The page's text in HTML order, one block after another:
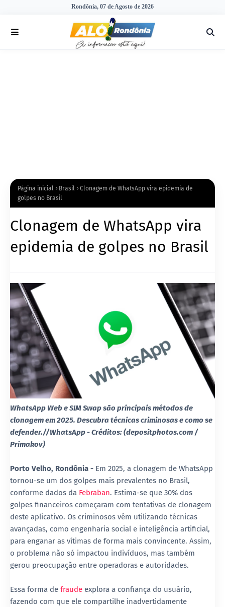
Rondônia, 07 de Agosto de 2026
Página inicial Brasil
Clonagem de WhatsApp vira epidemia de
golpes no Brasil
Clonagem de WhatsApp vira
epidemia de golpes no Brasil
WhatsApp Web e SIM Swap são principais métodos de
clonagem em 2025. Descubra técnicas criminosas e como se
defender.//WhatsApp - Créditos: (depositphotos.com /
Primakov)
Porto Velho, Rondônia - Em 2025, a clonagem de WhatsApp
tornou-se um dos golpes mais prevalentes no Brasil,
conforme dados da Febraban. Estima-se que 30% dos
golpes financeiros começaram com tentativas de clonagem
deste aplicativo. Os criminosos vêm utilizando técnicas
avançadas, como engenharia social e inteligência artificial,
para enganar as vítimas de forma mais convincente. Assim,
o problema não só impactou indivíduos, mas também
gerou preocupação entre operadoras e autoridades.
Essa forma de fraude explora a confiança do usuário,
fazendo com que ele compartilhe inadvertidamente